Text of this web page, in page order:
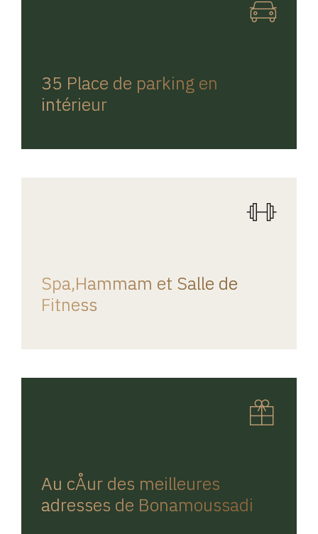
35 Place de parking en
intérieur
Spa,Hammam et Salle de
Fitness
Au cÅur des meilleures
adresses de Bonamoussadi